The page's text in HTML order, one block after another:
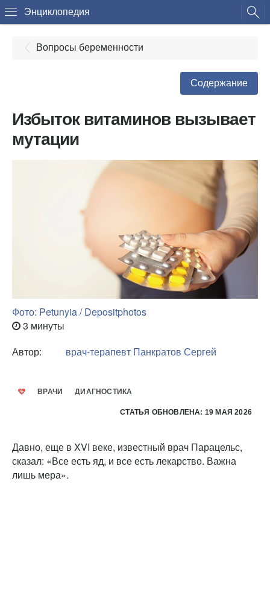
Энциклопедия
Вопросы беременности
Содержание
Избыток витаминов вызывает
мутации
Фото: Petunyia / Depositphotos
3 минуты
Автор:
врач-терапевт Панкратов Сергей
ВРАЧИ ДИАГНОСТИКА
СТАТЬЯ ОБНОВЛЕНА: 19 МАЯ 2026
Давно, еще в XVI веке, известный врач Парацельс,
сказал: «Все есть яд, и все есть лекарство. Важна
лишь мера».